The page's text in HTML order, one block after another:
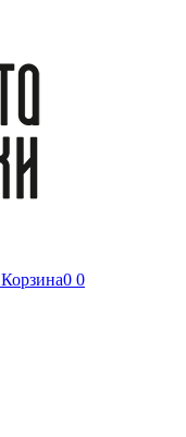
Корзина0 0